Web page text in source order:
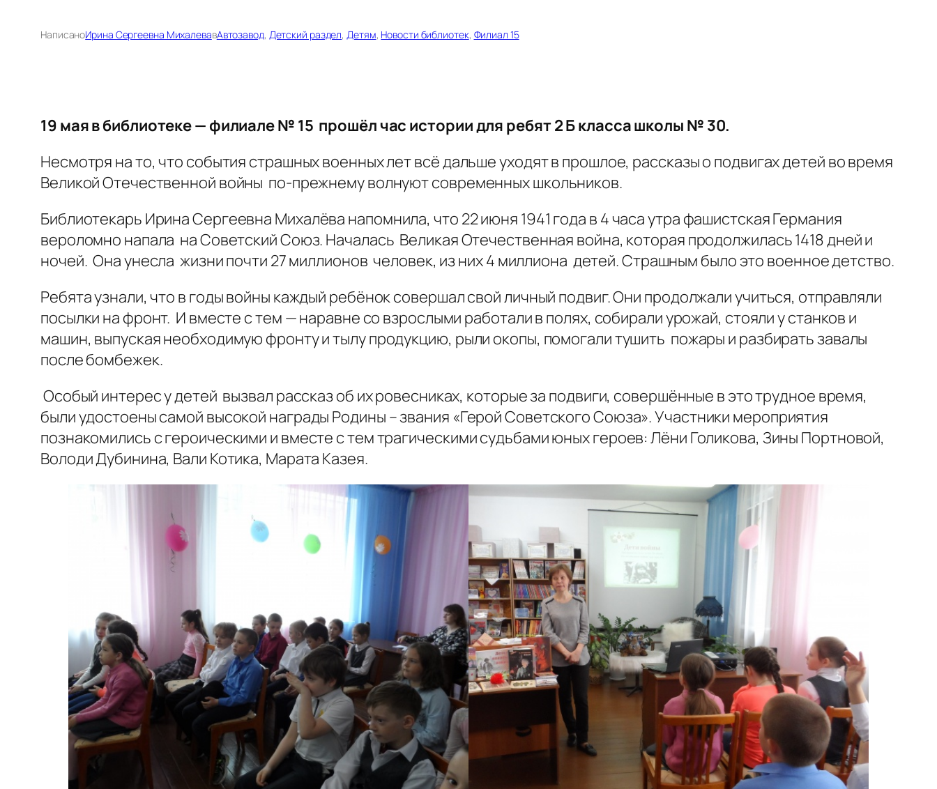
НаписаноИрина Сергеевна МихалевавАвтозавод, Детский раздел, Детям, Новости библиотек, Филиал 15
19 мая в библиотеке — филиале № 15 прошёл час истории для ребят 2 Б класса школы № 30.
Несмотря на то, что события страшных военных лет всё дальше уходят в прошлое, рассказы о подвигах детей во время
Великой Отечественной войны по-прежнему волнуют современных школьников.
Библиотекарь Ирина Сергеевна Михалёва напомнила, что 22 июня 1941 года в 4 часа утра фашистская Германия
вероломно напала на Советский Союз. Началась Великая Отечественная война, которая продолжилась 1418 дней и
ночей. Она унесла жизни почти 27 миллионов человек, из них 4 миллиона детей. Страшным было это военное детство.
Ребята узнали, что в годы войны каждый ребёнок совершал свой личный подвиг. Они продолжали учиться, отправляли
посылки на фронт. И вместе с тем — наравне со взрослыми работали в полях, собирали урожай, стояли у станков и
машин, выпуская необходимую фронту и тылу продукцию, рыли окопы, помогали тушить пожары и разбирать завалы
после бомбежек.
Особый интерес у детей вызвал рассказ об их ровесниках, которые за подвиги, совершённые в это трудное время,
были удостоены самой высокой награды Родины – звания «Герой Советского Союза». Участники мероприятия
познакомились с героическими и вместе с тем трагическими судьбами юных героев: Лёни Голикова, Зины Портновой,
Володи Дубинина, Вали Котика, Марата Казея.